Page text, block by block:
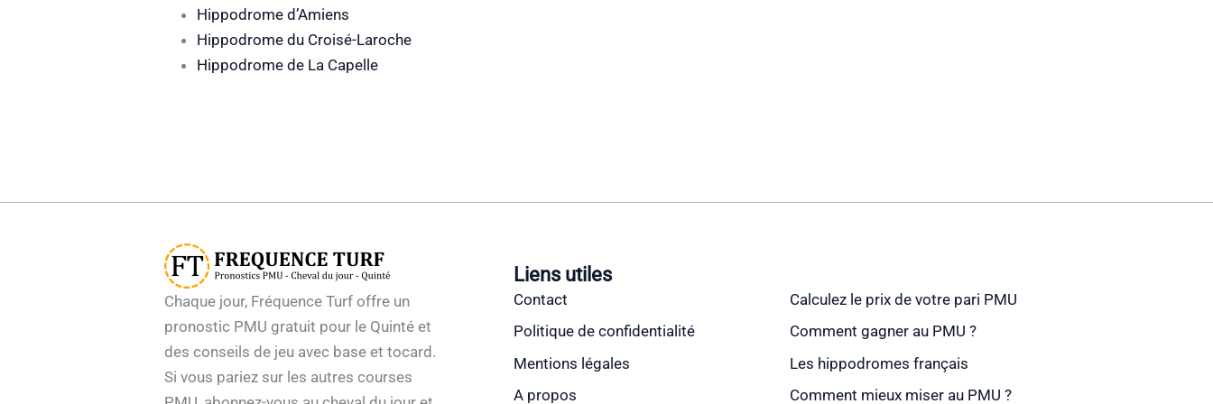
Hippodrome d’Amiens
Hippodrome du Croisé-Laroche
Hippodrome de La Capelle
Chaque jour, Fréquence Turf offre un
pronostic PMU gratuit pour le Quinté et
des conseils de jeu avec base et tocard.
Si vous pariez sur les autres courses
Liens utiles
Contact
Politique de confidentialité
Mentions légales
A propos
Calculez le prix de votre pari PMU
Comment gagner au PMU ?
Les hippodromes français
Comment mieux miser au PMU ?